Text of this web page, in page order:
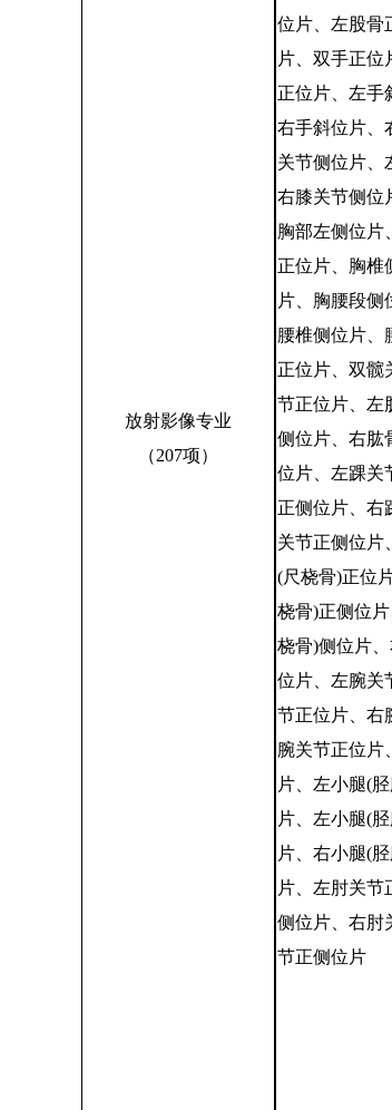
放射影像专业
（207项）
位片、左股骨
片、双手正位
正位片、左手
右手斜位片、
关节侧位片、
右膝关节侧位
胸部左侧位片
正位片、胸椎
片、胸腰段侧
腰椎侧位片、
正位片、双髋
节正位片、左
侧位片、右肱
位片、左踝关
正侧位片、右
关节正侧位片
(尺桡骨)正位
桡骨)正侧位
桡骨)侧位片
位片、左腕关
节正位片、右
腕关节正位片
片、左小腿(
片、左小腿(
片、右小腿(
片、左肘关节
侧位片、右肘
节正侧位片